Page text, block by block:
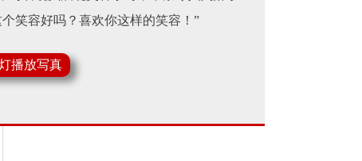
笑容好吗？喜欢你这样的笑容！”
播放写真